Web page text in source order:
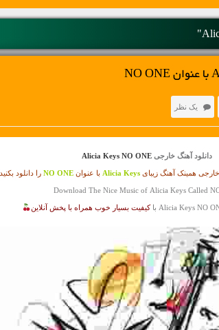
یک نظر
دانلود آهنگ خارجی
همینک آهنگ زیبایAlicia Keys با عنوانNO ONE را دانلود بکنید
کیفیت بسیار خوب همراه با پخش آنلاین